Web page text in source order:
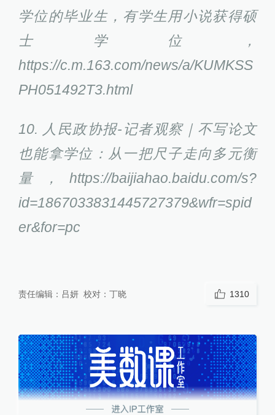
学位的毕业生，有学生用小说获得硕
士学位，
https://c.m.163.com/news/a/KUMKSS
PH051492T3.html
10. 人民政协报-记者观察｜不写论文
也能拿学位：从一把尺子走向多元衡
量，https://baijiahao.baidu.com/s?
id=1867033831445727379&wfr=spid
er&for=pc
责任编辑： 吕妍 校对： 丁晓 1310